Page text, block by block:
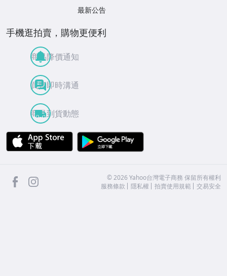
最新公告
手機逛拍賣，購物更便利
商品降價通知
買賣即時溝通
商品到貨動態
APP Store
facebook ©2026 Yahoo台灣電子商務 保留所有權利
服務條款
隱私權 拍賣使用規範 交易安全